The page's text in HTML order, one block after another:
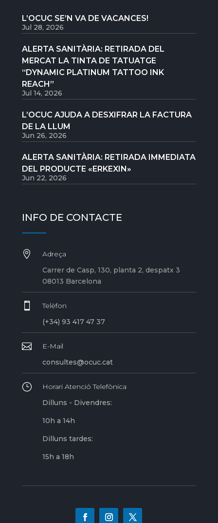
L’OCUC SE’N VA DE VACANCES!
Jul 28, 2026
ALERTA SANITÀRIA: RETIRADA DEL
MERCAT LA TINTA DE TATUATGE
“DYNAMIC PLATINUM TATTOO INK
REACH”
Jul 14, 2026
L’OCUC AJUDA A DESXIFRAR LA FACTURA
DE LA LLUM
Jun 26, 2026
ALERTA SANITÀRIA: RETIRADA IMMEDIATA
DEL PRODUCTE «ERKEXIN»
Jun 22, 2026
INFO DE CONTACTE

Adreça
Carrer de Casp, 130, planta 2, despatx 3
08013 Barcelona

Telèfon
(+34) 93 417 47 37

E-Mail
consultes@ocuc.cat
}
Horari Atenció Telefònica
Dilluns - Divendres:
10h a 14h
Dilluns tardes:
15h a 18h